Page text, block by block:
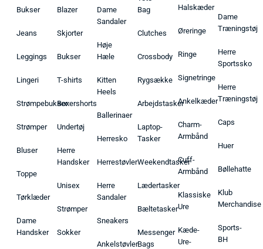
Bukser
Jeans
Leggings
Lingeri
Strømpebukser
Strømper
Bluser
Toppe
Tørklæder
Dame
Handsker
Blazer
Skjorter
Bukser
T-shirts
Boxershorts
Undertøj
Herre
Handsker
Unisex
Strømper
Sokker
Dame
Sandaler
Høje
Hæle
Kitten
Heels
Ballerinaer
Herresko
Herrestøvler
Herre
Sandaler
Sneakers
Ankelstøvler
Bag
Clutches
Crossbody
Rygsække
Arbejdstasker
Laptop-
Tasker
Weekendtasker
Lædertasker
Bæltetasker
Messenger
Bags
Halskæder
Øreringe
Ringe
Signetringe
Ankelkæder
Charm-
Armbånd
Cuff-
Armbånd
Klassiske
Ure
Kæde-
Ure-
Dame
Træningstøj
Herre
Sportssko
Herre
Træningstøj
Caps
Huer
Bøllehatte
Klub
Merchandise
Sports-
BH